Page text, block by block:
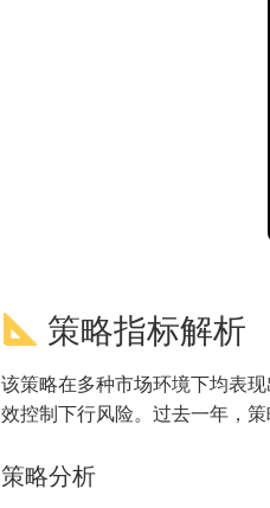
策略指标解析
该策略在多种市场环境下均表
效控制下行风险。过去一年，
策略分析